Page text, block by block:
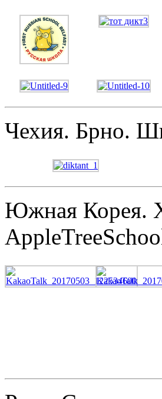
Чехия. Брно.
Южная Корея.